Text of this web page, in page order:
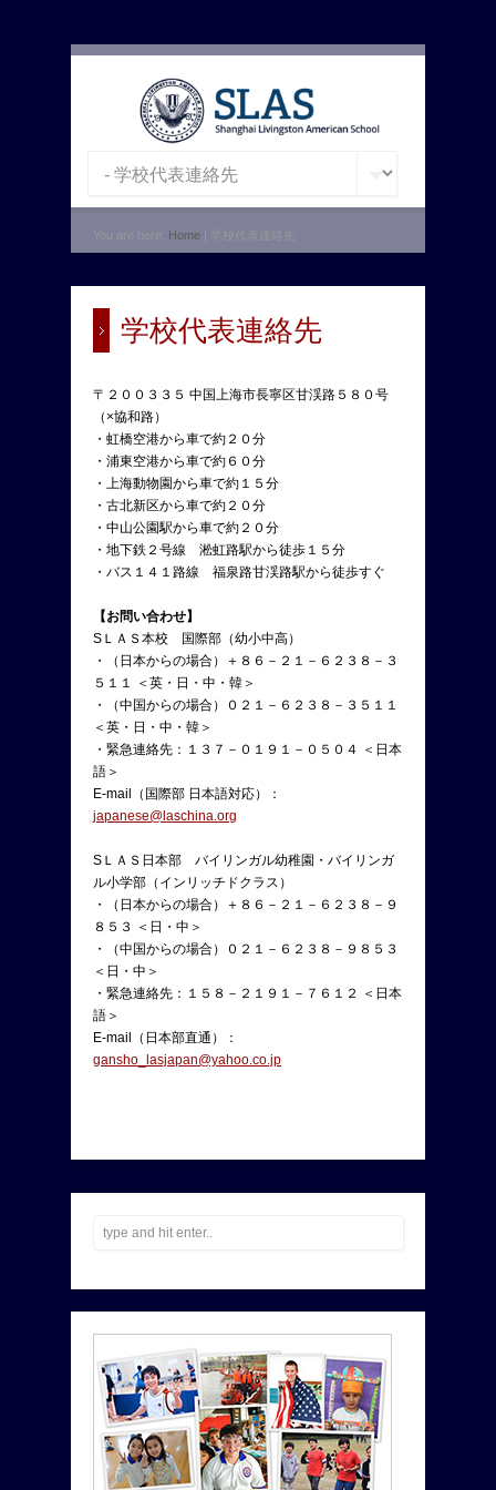
You are here: Home
学校代表連絡先
〒２００３３５ 中国上海市長寧区甘渓路５８０号
（×協和路）
・虹橋空港から車で約２０分
・浦東空港から車で約６０分
・上海動物園から車で約１５分
・古北新区から車で約２０分
・中山公園駅から車で約２０分
・地下鉄２号線 淞虹路駅から徒歩１５分
・バス１４１路線 福泉路甘渓路駅から徒歩すぐ
【お問い合わせ】
SＬＡＳ本校 国際部（幼小中高）
・（日本からの場合）＋８６－２１－６２３８－３
５１１ ＜英・日・中・韓＞
・（中国からの場合）０２１－６２３８－３５１１
＜英・日・中・韓＞
・緊急連絡先：１３７－０１９１－０５０４ ＜日本
語＞
E-mail（国際部 日本語対応）：
japanese@laschina.org
SＬＡＳ日本部 バイリンガル幼稚園・バイリンガ
ル小学部（インリッチドクラス）
・（日本からの場合）＋８６－２１－６２３８－９
８５３ ＜日・中＞
・（中国からの場合）０２１－６２３８－９８５３
＜日・中＞
・緊急連絡先：１５８－２１９１－７６１２ ＜日本
語＞
E-mail（日本部直通）：
gansho_lasjapan@yahoo.co.jp